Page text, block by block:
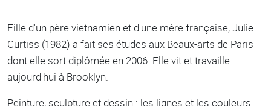
Fille d'un père vietnamien et d'une mère française, Julie
Curtiss (1982) a fait ses études aux Beaux-arts de Paris
dont elle sort diplômée en 2006. Elle vit et travaille
aujourd'hui à Brooklyn.
Peinture, sculpture et dessin : les lignes et les couleurs